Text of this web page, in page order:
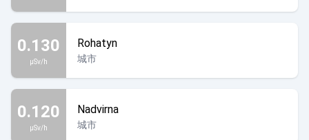
0.130
µSv/h
Rohatyn
城市
0.120
µSv/h
Nadvirna
城市